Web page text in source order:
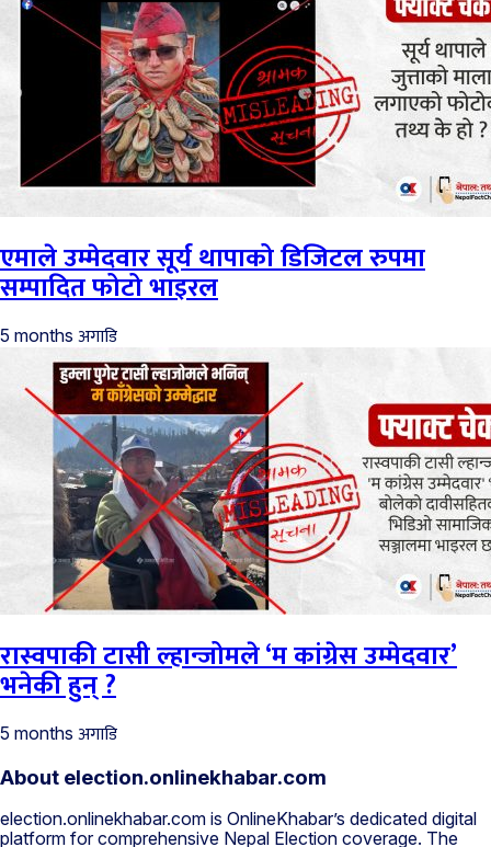
एमाले उम्मेदवार सूर्य थापाको डिजिटल रुपमा
सम्पादित फोटो भाइरल
5 months अगाडि
रास्वपाकी टासी ल्हान्जोमले ‘म कांग्रेस उम्मेदवार’
भनेकी हुन् ?
5 months अगाडि
About election.onlinekhabar.com
election.onlinekhabar.com is OnlineKhabar’s dedicated digital
platform for comprehensive Nepal Election coverage. The